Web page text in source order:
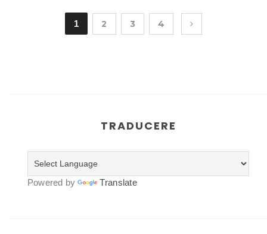
1 2 3 4
TRADUCERE
Powered by Translate